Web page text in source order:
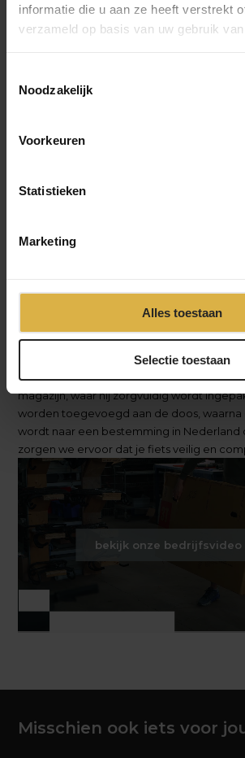
informatie die u aan ze heeft verstrekt
verzameld op basis van uw gebruik
Noodzakelijk
Voorkeuren
Statistieken
Marketing
Alles toestaan
Selectie toestaan
‹ ›
gekozen producten. Zodra alles
monteren we indien nodig de fiets of
custom build? Dan houden we je op
afmontage, zodat je precies weet
Het leveringsproces
onderdelen en bereidt ze voor op de
werkplaats wordt de fiets volledig
getest. Daarna gaat de fiets naar het
magazijn, waar hij zorgvuldig wordt
worden toegevoegd aan de doos,
wordt naar een bestemming in Nederland
zorgen we ervoor dat je fiets veilig en
bekijk onze bedrijfsvideo
Misschien ook iets voor